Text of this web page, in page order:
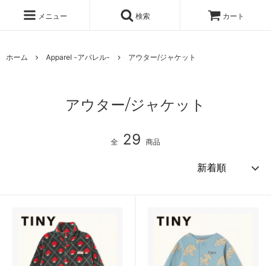
メニュー 検索 カート
ホーム Apparel -アパレル- アウター/ジャケット
アウター/ジャケット
全 29 商品